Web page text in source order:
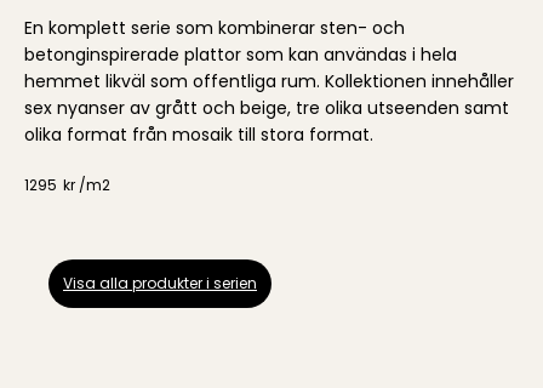
En komplett serie som kombinerar sten- och
betonginspirerade plattor som kan användas i hela
hemmet likväl som offentliga rum. Kollektionen innehåller
sex nyanser av grått och beige, tre olika utseenden samt
olika format från mosaik till stora format.
1295 kr /m2
Visa alla produkter i serien